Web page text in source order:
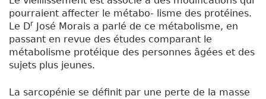
pourraient affecter le métabo- lisme des protéines.
Le Dr José Morais a parlé de ce métabolisme, en
passant en revue des études comparant le
métabolisme protéique des personnes âgées et des
sujets plus jeunes.
La sarcopénie se définit par une perte de la masse